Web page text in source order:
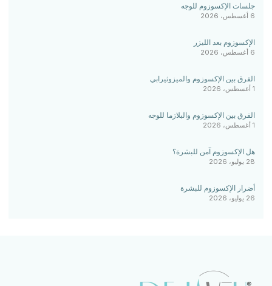
جلسات الإكسوزوم للوجه
6 أغسطس، 2026
الإكسوزوم بعد الليزر
6 أغسطس، 2026
الفرق بين الإكسوزوم والميزوثيرابي
1 أغسطس، 2026
الفرق بين الإكسوزوم والبلازما للوجه
1 أغسطس، 2026
هل الإكسوزوم آمن للبشرة؟
28 يوليو، 2026
أضرار الإكسوزوم للبشرة
26 يوليو، 2026